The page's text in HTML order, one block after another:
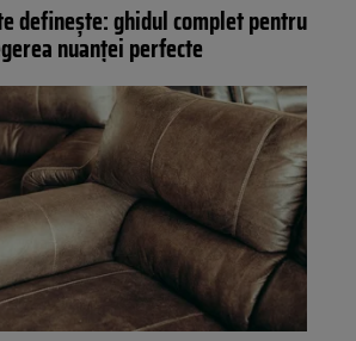
definește: ghidul complet pentru
nuanței perfecte